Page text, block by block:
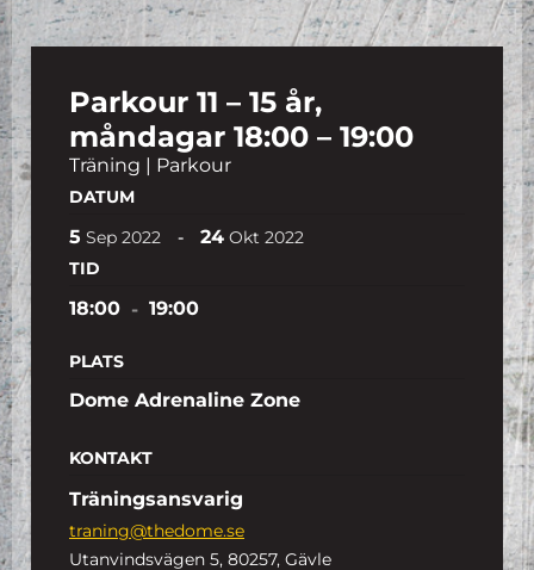
Parkour 11 – 15 år,
måndagar 18:00 – 19:00
Träning | Parkour
DATUM
5 Sep 2022 - 24 Okt 2022
TID
18:00 - 19:00
PLATS
Dome Adrenaline Zone
KONTAKT
Träningsansvarig
traning@thedome.se
Utanvindsvägen 5, 80257, Gävle